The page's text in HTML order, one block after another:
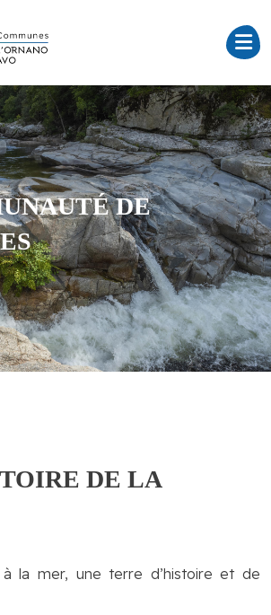
DE
DE LA
la mer, une terre d’histoire et de